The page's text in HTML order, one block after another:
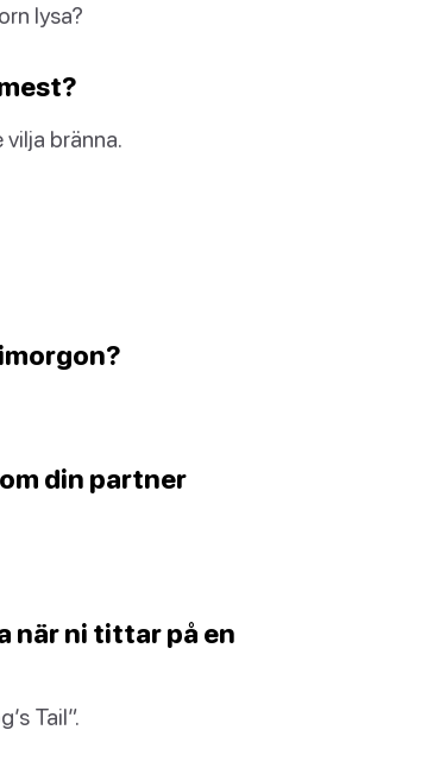
lysa?
bränna.
din partner
när ni tittar på en
Tail”.